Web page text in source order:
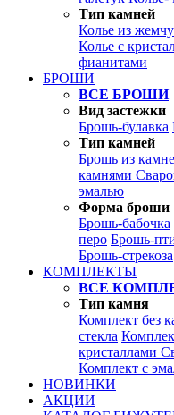
Тип камней
Колье из
Колье с
фианитами
БРОШИ
ВСЕ БРОШИ
Вид застежки
Брошь-булавка
Тип камней
Брошь из
камнями
эмалью
Форма броши
Брошь-бабочка
перо Брошь-
Брошь-стрекоза
КОМПЛЕКТЫ
ВСЕ
Тип камня
Комплект без
стекла
кристаллами
Комплект с
НОВИНКИ
АКЦИИ